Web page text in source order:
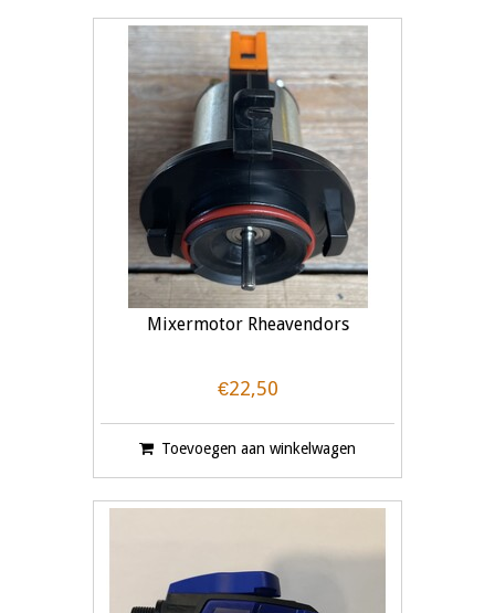
Mixermotor Rheavendors
€22,50
Toevoegen aan winkelwagen